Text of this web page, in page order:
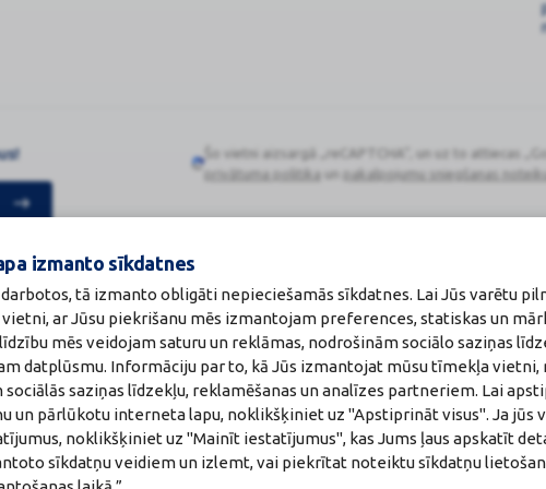
izmanto sīkdatnes
tā izmanto obligāti nepieciešamās sīkdatnes. Lai Jūs varētu
ar Jūsu piekrišanu mēs izmantojam preferences, statiskas un
mēs veidojam saturu un reklāmas, nodrošinām sociālo saziņas
datplūsmu. Informāciju par to, kā Jūs izmantojat mūsu tīmekļa vietni,
saziņas līdzekļu, reklamēšanas un analīzes partneriem. Lai
un pārlūkotu interneta lapu, noklikšķiniet uz "Apstiprināt visus". Ja jūs
noklikšķiniet uz "Mainīt iestatījumus", kas Jums ļaus apskatīt
sīkdatņu veidiem un izlemt, vai piekrītat noteiktu sīkdatņu
Google
Šo vietni aizsargā „reCAPTCHA“, un uz to attiecas
privātuma politika un pakalpojumu sniegšanas
numurs:
A00010
kontakti
vadītāja:
farmaceite: Jeļena Gončarova
Nr.: 215.2025
Zāļu valsts
www.zva.gov.lv
Jersikas iela 15,
Tālr: 67 078 424
E-pasts: